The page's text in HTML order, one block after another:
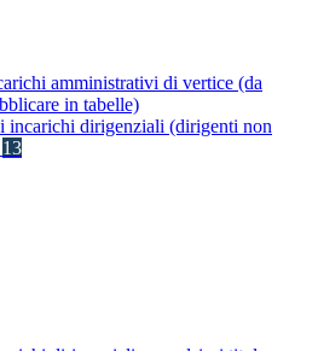
amministrativi di vertice (da
in tabelle)
incarichi dirigenziali (dirigenti non
13